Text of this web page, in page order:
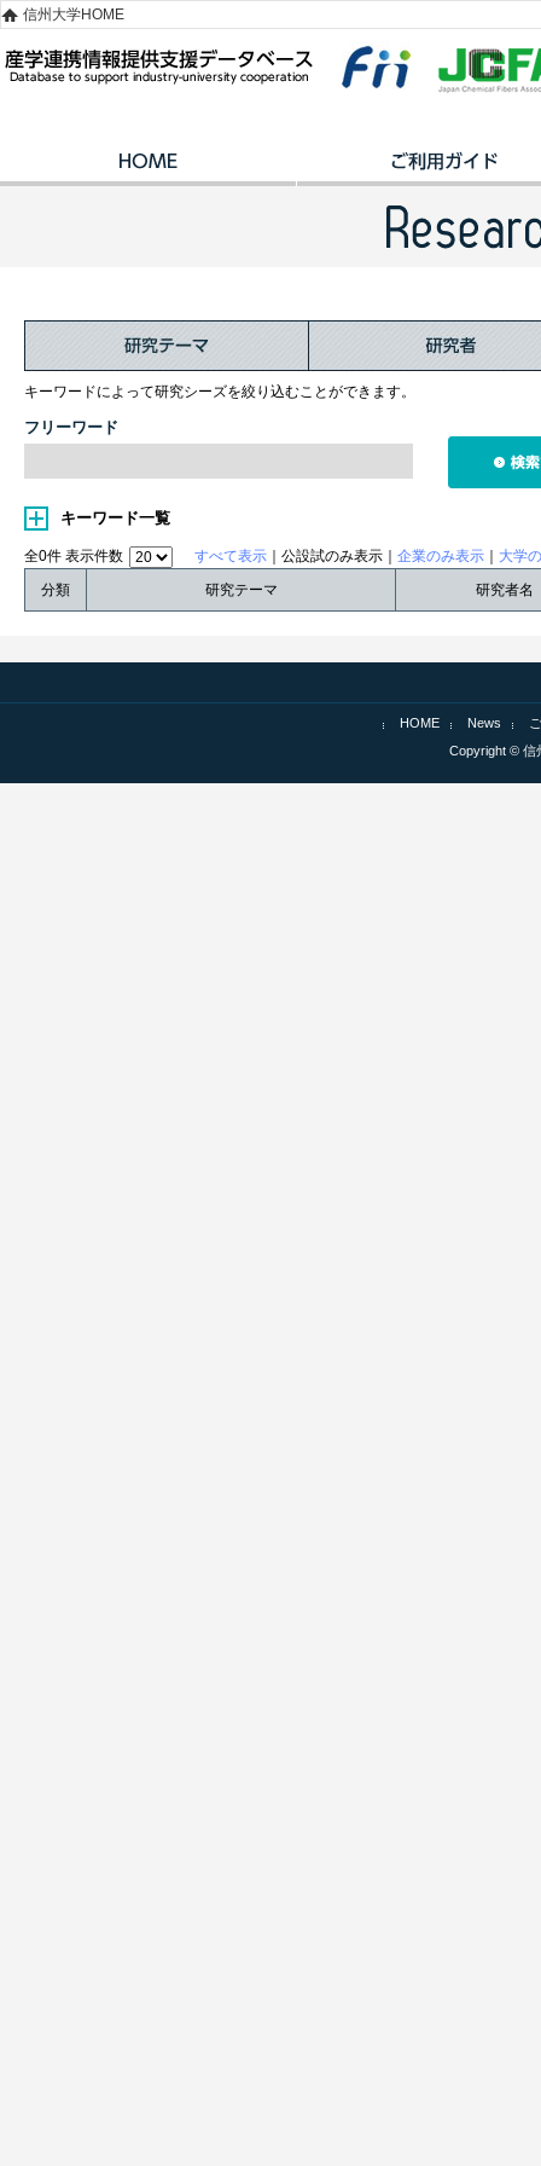
信州大学HOME
キーワードによって研究シーズを絞り込むことができます。
フリーワード
キーワード一覧
全0件 表示件数 すべて表示 ｜公設試のみ表示｜ 企業のみ表示
大学
分類
研究テーマ 研究者名
HOME News
Copyright © 信